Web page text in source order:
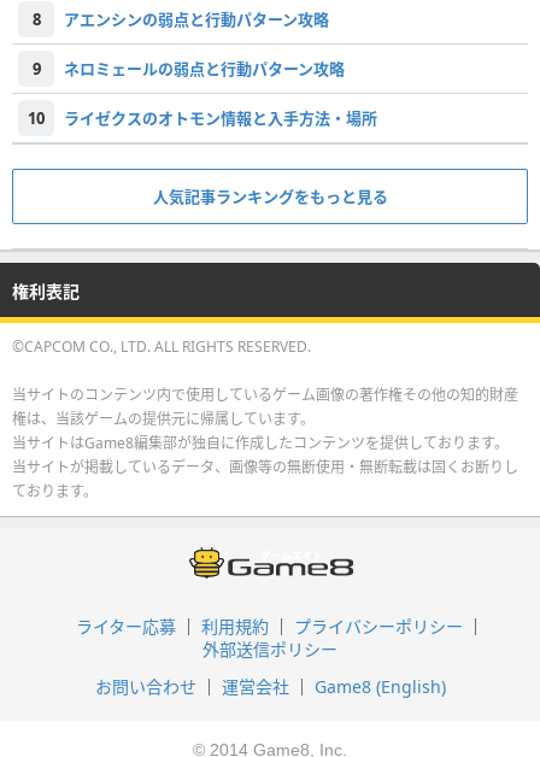
8 アエンシンの弱点と行動パターン攻略
9 ネロミェールの弱点と行動パターン攻略
10 ライゼクスのオトモン情報と入手方法・場所
人気記事ランキングをもっと見る
権利表記
©CAPCOM CO., LTD. ALL RIGHTS RESERVED.
当サイトのコンテンツ内で使用しているゲーム画像の著作権その他の知的財産
権は、当該ゲームの提供元に帰属しています。
当サイトはGame8編集部が独自に作成したコンテンツを提供しております。
当サイトが掲載しているデータ、画像等の無断使用・無断転載は固くお断りし
ております。
ライター応募 利用規約
プライバシーポリシー
外部送信ポリシー
お問い合わせ
運営会社 Game8 (English)
© 2014 Game8, Inc.